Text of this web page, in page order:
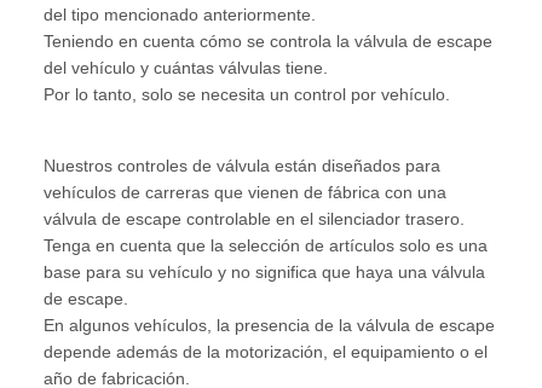
del tipo mencionado anteriormente.
Teniendo en cuenta cómo se controla la válvula de escape
del vehículo y cuántas válvulas tiene.
Por lo tanto, solo se necesita un control por vehículo.
Nuestros controles de válvula están diseñados para
vehículos de carreras que vienen de fábrica con una
válvula de escape controlable en el silenciador trasero.
Tenga en cuenta que la selección de artículos solo es una
base para su vehículo y no significa que haya una válvula
de escape.
En algunos vehículos, la presencia de la válvula de escape
depende además de la motorización, el equipamiento o el
año de fabricación.